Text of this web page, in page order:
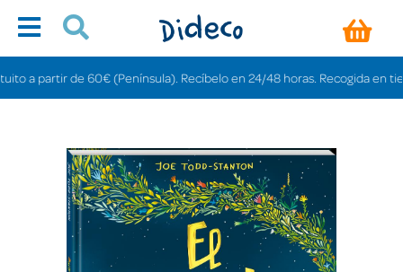
partir de 60€ (Península). Recíbelo en 24/48 horas. Recogida en